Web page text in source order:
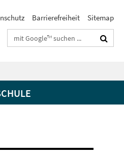
Barrierefreiheit Sitemap
Suchbegriffe